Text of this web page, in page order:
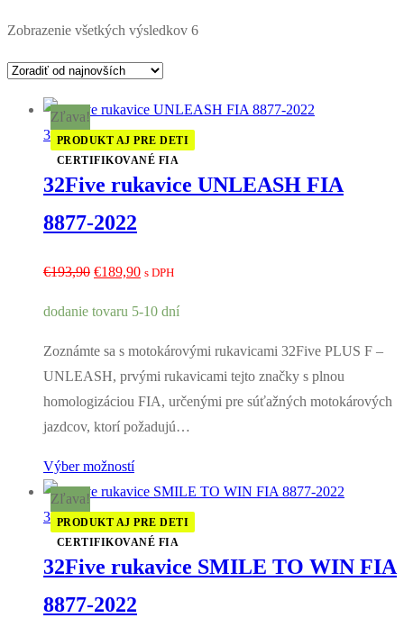
Zobrazenie všetkých výsledkov 6Zoradené
32Five
Zľava!
PRODUKT AJ PRE DETI
CERTIFIKOVANÉ FIA
32Five rukavice UNLEASH FIA
8877-2022
€193,90 Pôvodná
bola:
€193,90.
€189,90Aktuálna
je:
€189,90.
s DPH
dodanie tovaru 5-10 dní
Zoznámte sa s motokárovými rukavicami 32Five PLUS F –
UNLEASH, prvými rukavicami tejto značky s plnou
homologizáciou FIA, určenými pre súťažných motokárových
jazdcov, ktorí požadujú…
Výber možností
32Five
Zľava!
PRODUKT AJ PRE DETI
CERTIFIKOVANÉ FIA
32Five rukavice SMILE TO WIN FIA
8877-2022